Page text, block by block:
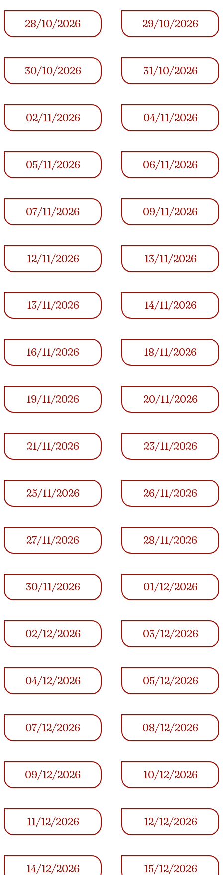
28/10/2026 29/10/2026
30/10/2026 31/10/2026
02/11/2026 04/11/2026
05/11/2026 06/11/2026
07/11/2026 09/11/2026
12/11/2026 13/11/2026
13/11/2026 14/11/2026
16/11/2026 18/11/2026
19/11/2026 20/11/2026
21/11/2026 23/11/2026
25/11/2026 26/11/2026
27/11/2026 28/11/2026
30/11/2026 01/12/2026
02/12/2026 03/12/2026
04/12/2026 05/12/2026
07/12/2026 08/12/2026
09/12/2026 10/12/2026
11/12/2026 12/12/2026
14/12/2026 15/12/2026